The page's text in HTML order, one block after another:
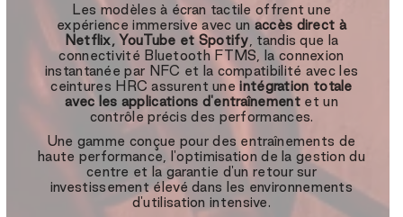
Les modèles à écran tactile offrent une
expérience immersive avec unaccès direct à
Netflix, YouTube et Spotify , tandis que la
connectivité Bluetooth FTMS, la connexion
instantanée par NFC et la compatibilité avec les
ceintures HRC assurent uneintégration totale
avec les applications d'entraînement et un
contrôle précis des performances.
Une gamme conçue pour des entraînements de
haute performance, l'optimisation de la gestion du
centre et la garantie d'un retour sur
investissement élevé dans les environnements
d'utilisation intensive.